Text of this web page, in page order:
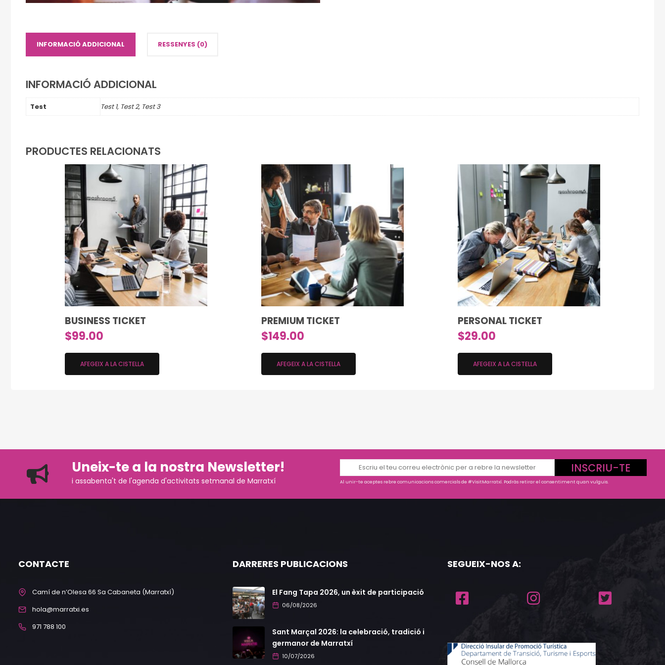
INFORMACIÓ ADDICIONAL RESSENYES (0)
INFORMACIÓ ADDICIONAL
Test Test 1, Test 2, Test 3
PRODUCTES RELACIONATS
BUSINESS TICKET
$99.00
AFEGEIX A LA CISTELLA
PREMIUM TICKET
$149.00
AFEGEIX A LA CISTELLA
PERSONAL TICKET
$29.00
AFEGEIX A LA CISTELLA
Uneix-te a la nostra Newsletter!
i assabenta't de l'agenda d'activitats setmanal de Marratxí
INSCRIU-TE
Al unir-te aceptes rebre comunicacions comercials de #VisitMarratxí. Podràs retirar el consentiment quan vulguis.
CONTACTE
Camí de n’Olesa 66 Sa Cabaneta (Marratxí)
hola@marratxi.es
971 788 100
DARRERES PUBLICACIONS
El Fang Tapa 2026, un èxit de participació
06/08/2026
Sant Marçal 2026: la celebració, tradició i
germanor de Marratxí
10/07/2026
SEGUEIX-NOS A: